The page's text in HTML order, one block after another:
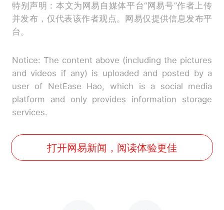
特别声明：本文为网易自媒体平台“网易号”作者上传
并发布，仅代表该作者观点。网易仅提供信息发布平
台。
Notice: The content above (including the pictures
and videos if any) is uploaded and posted by a
user of NetEase Hao, which is a social media
platform and only provides information storage
services.
打开网易新闻，阅读体验更佳